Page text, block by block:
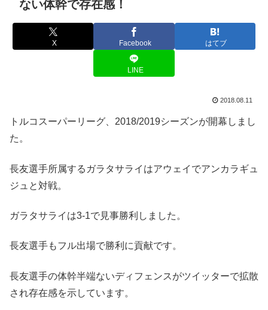
ない体幹で存在感！
X Facebook はてブ
LINE
2018.08.11
トルコスーパーリーグ、2018/2019シーズンが開幕しまし
た。
長友選手所属するガラタサライはアウェイでアンカラギュ
ジュと対戦。
ガラタサライは3-1で見事勝利しました。
長友選手もフル出場で勝利に貢献です。
長友選手の体幹半端ないディフェンスがツイッターで拡散
され存在感を示しています。